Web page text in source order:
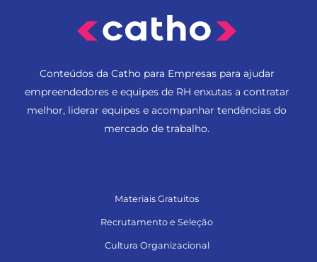
Conteúdos da Catho para Empresas para ajudar
empreendedores e equipes de RH enxutas a contratar
melhor, liderar equipes e acompanhar tendências do
mercado de trabalho.
Materiais Gratuitos
Recrutamento e Seleção
Cultura Organizacional